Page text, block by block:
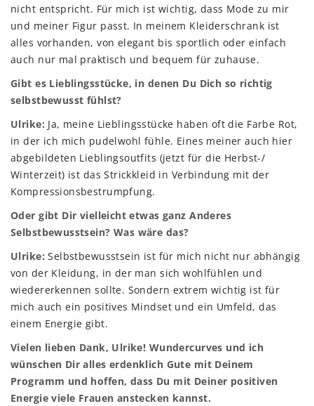
nicht entspricht. Für mich ist wichtig, dass Mode zu mir
und meiner Figur passt. In meinem Kleiderschrank ist
alles vorhanden, von elegant bis sportlich oder einfach
auch nur mal praktisch und bequem für zuhause.
Gibt es Lieblingsstücke, in denen Du Dich so richtig
selbstbewusst fühlst?
Ulrike: Ja, meine Lieblingsstücke haben oft die Farbe Rot,
in der ich mich pudelwohl fühle. Eines meiner auch hier
abgebildeten Lieblingsoutfits (jetzt für die Herbst-/
Winterzeit) ist das Strickkleid in Verbindung mit der
Kompressionsbestrumpfung.
Oder gibt Dir vielleicht etwas ganz Anderes
Selbstbewusstsein? Was wäre das?
Ulrike: Selbstbewusstsein ist für mich nicht nur abhängig
von der Kleidung, in der man sich wohlfühlen und
wiedererkennen sollte. Sondern extrem wichtig ist für
mich auch ein positives Mindset und ein Umfeld, das
einem Energie gibt.
Vielen lieben Dank, Ulrike! Wundercurves und ich
wünschen Dir alles erdenklich Gute mit Deinem
Programm und hoffen, dass Du mit Deiner positiven
Energie viele Frauen anstecken kannst.